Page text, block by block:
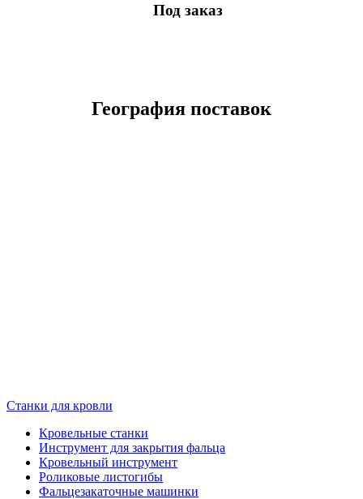
Под заказ
География поставок
Станки для кровли
Кровельные станки
Инструмент для закрытия фальца
Кровельный инструмент
Роликовые листогибы
Фальцезакаточные машинки